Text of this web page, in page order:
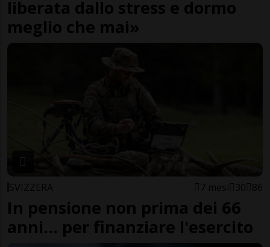
liberata dallo stress e dormo
meglio che mai»
SVIZZERA 7 mesi 30 86
In pensione non prima dei 66
anni... per finanziare l'esercito